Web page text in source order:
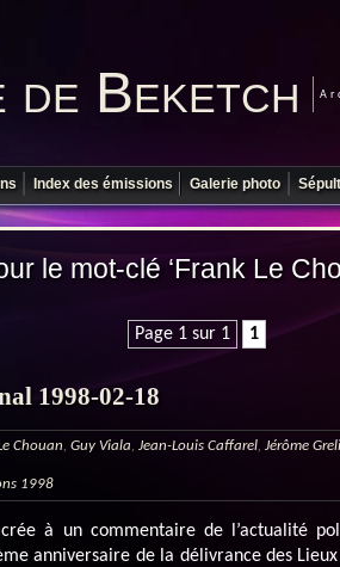
de Beketch
Index des émissions Galerie photo
le mot-clé ‘Frank Le
Page 1 sur 1 1
1998-02-18
Chouan Guy Viala Jean-Louis Caffarel Jérôme
1998
à un commentaire de l’actualité
anniversaire de la délivrance des